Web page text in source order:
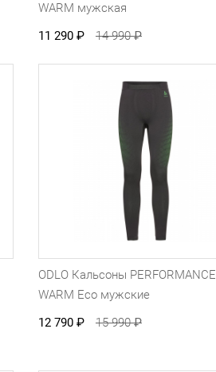
WARM мужская
11 290 ₽ 14 990₽
ODLO Кальсоны PERFORMANCE
WARM Eco мужские
12 790 ₽ 15 990₽